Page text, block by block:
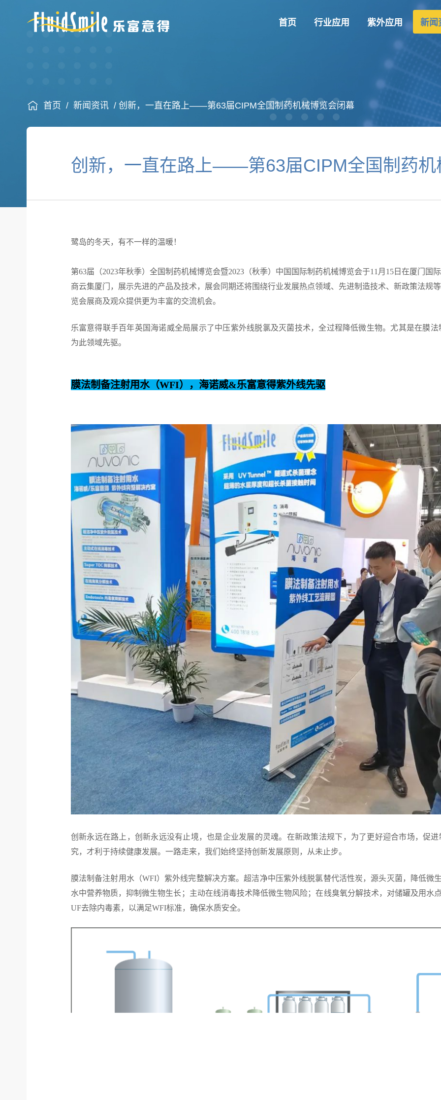
首页 行业应用 紫外应用 新闻
首页 / 新闻资讯 / 创新，一直在路上——第63届CIPM全国制药机械博览会闭幕
创新，一直在路上——第63届CIPM全国制药机
鹭岛的冬天，有不一样的温暖！
第63届（2023年秋季）全国制药机械博览会暨2023（秋季）中国国际制药机械博览会于11月15日在厦门国
商云集厦门，展示先进的产品及技术，展会同期还将围绕行业发展热点领域、先进制造技术、新政策法规
览会展商及观众提供更为丰富的交流机会。
乐富意得联手百年英国海诺威全局展示了中压紫外线脱氯及灭菌技术，全过程降低微生物。尤其是在膜
为此领域先驱。
膜法制备注射用水（WFI），海诺威&乐富意得紫外线先驱
创新永远在路上，创新永远没有止境，也是企业发展的灵魂。在新政策法规下，为了更好迎合市场，促
究，才利于持续健康发展。一路走来，我们始终坚持创新发展原则，从未止步。
膜法制备注射用水（WFI）紫外线完整解决方案。超洁净中压紫外线脱氯替代活性炭，源头灭菌，降低微
水中营养物质，抑制微生物生长；主动在线消毒技术降低微生物风险；在线臭氧分解技术，对储罐及用水
UF去除内毒素，以满足WFI标准，确保水质安全。